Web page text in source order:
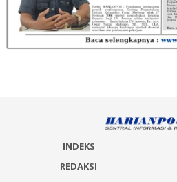
INDEKS
REDAKSI